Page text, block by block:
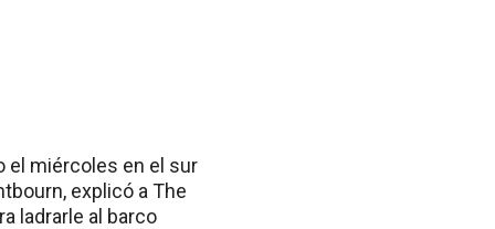
el miércoles en el sur
explicó a The
ladrarle al barco